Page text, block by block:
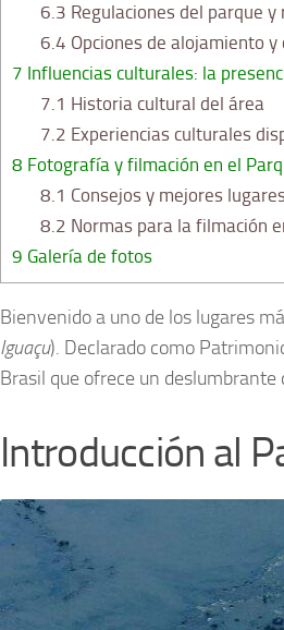
6.3 Regulaciones del parque
6.4 Opciones de alojamiento
7 Influencias culturales: la
7.1 Historia cultural del área
7.2 Experiencias culturales
8 Fotografía y filmación en el
8.1 Consejos y mejores
8.2 Normas para la filmación
9 Galería de fotos
Bienvenido a uno de los lugares
Iguaçu). Declarado como
Brasil que ofrece un deslumbrante
Introducción al